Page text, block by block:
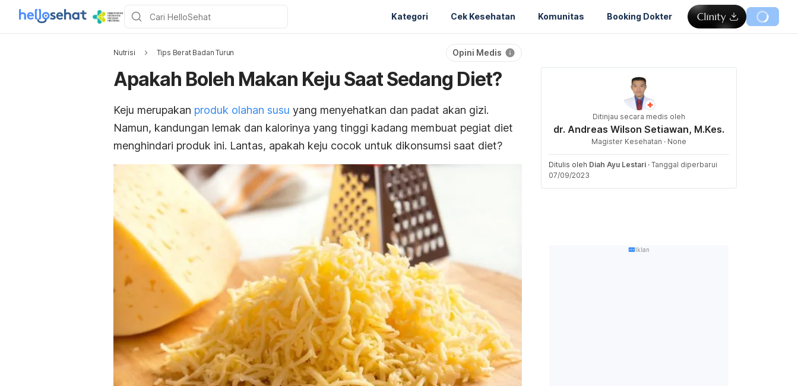
Kategori Cek Kesehatan Komunitas Booking Dokter
Nutrisi Tips Berat Badan Turun Opini Medis
Apakah Boleh Makan Keju Saat Sedang Diet?
Keju merupakan produk olahan susu yang menyehatkan dan padat akan gizi.
Namun, kandungan lemak dan kalorinya yang tinggi kadang membuat pegiat diet
menghindari produk ini. Lantas, apakah keju cocok untuk dikonsumsi saat diet?
Ditinjau secara medis oleh
dr. Andreas Wilson Setiawan, M.Kes.
Magister Kesehatan · None
Ditulis oleh Diah Ayu Lestari · Tanggal diperbarui
07/09/2023
Iklan